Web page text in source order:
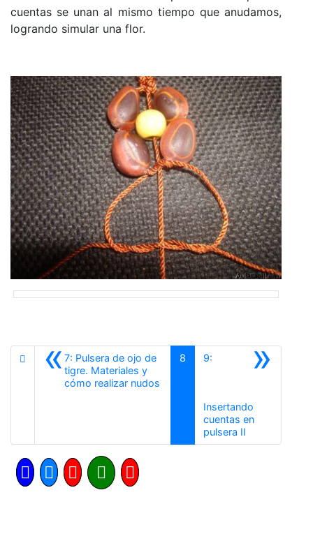
cuentas se unan al mismo tiempo que anudamos,
logrando simular una flor.
«7: Pulsera de ojo de
tigre. Materiales y
cómo realizar nudos
8 »
9:
Insertando
cuentas en
pulsera II